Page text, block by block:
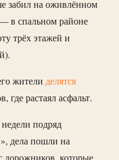
забил на оживлённом
в спальном районе
трёх этажей и
жители делятся
где растаял асфальт.
подряд
дела пошли на